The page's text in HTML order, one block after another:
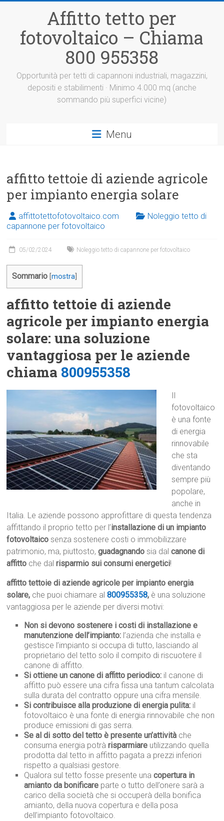
Affitto tetto per
fotovoltaico – Chiama
800 955358
Opportunità per tetti di capannoni industriali, magazzini,
depositi e stabilimenti · Minimo 4.000 mq (anche
sommando più superfici vicine)
Menu
affitto tettoie di aziende agricole
per impianto energia solare
affittotettofotovoltaico.com
Noleggio tetto di
capannone per fotovoltaico
05/02/2024 Noleggio tetto di capannone per fotovoltaico
Sommario [mostra
affitto tettoie di aziende
agricole per impianto energia
solare: una soluzione
vantaggiosa per le aziende
chiama 800955358
fotovoltaico
è una fonte
di energia
rinnovabile
che sta
diventando
sempre più
popolare,
anche in
Italia. Le aziende possono approfittare di questa tendenza
affittando il proprio tetto per l’installazione di un impianto
fotovoltaico senza sostenere costi o immobilizzare
patrimonio, ma, piuttosto,guadagnando sia dalcanone di
affitto che dalrisparmio sui consumi energetici!
affitto tettoie di aziende agricole per impianto energia
solare, che puoi chiamare al800955358, è una soluzione
vantaggiosa per le aziende per diversi motivi:
Non si devono sostenere i costi di installazione e
manutenzione dell’impianto: l’azienda che installa e
gestisce l’impianto si occupa di tutto, lasciando al
proprietario del tetto solo il compito di riscuotere il
canone di affitto.
Si ottiene un canone di affitto periodico: il canone di
affitto può essere una cifra fissa una tantum calcolata
sulla durata del contratto oppure una cifra mensile.
Si contribuisce alla produzione di energia pulita: il
fotovoltaico è una fonte di energia rinnovabile che non
produce emissioni di gas serra.
Se al di sotto del tetto è presente un’attività che
consuma energia potràrisparmiare utilizzando quella
prodotta dal tetto in affitto pagata a prezzi inferiori
rispetto a qualsiasi gestore.
Qualora sul tetto fosse presente unacopertura in
amianto da bonificare parte o tutto dell’onere sarà a
carico della società che si occuperà della bonifica
amianto, della nuova copertura e della posa
dell’impianto fotovoltaico.